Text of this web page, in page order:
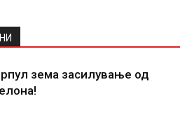
зема засилување од